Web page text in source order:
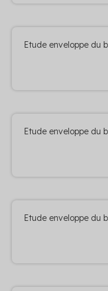
Etude enveloppe du
Etude enveloppe du
Etude enveloppe du